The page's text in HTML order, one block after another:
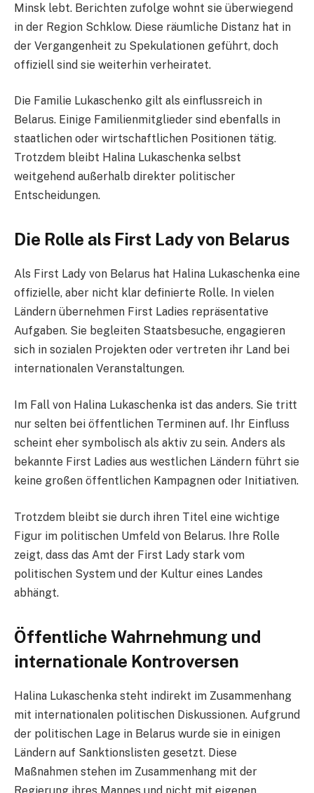
Minsk lebt. Berichten zufolge wohnt sie überwiegend
in der Region Schklow. Diese räumliche Distanz hat in
der Vergangenheit zu Spekulationen geführt, doch
offiziell sind sie weiterhin verheiratet.
Die Familie Lukaschenko gilt als einflussreich in
Belarus. Einige Familienmitglieder sind ebenfalls in
staatlichen oder wirtschaftlichen Positionen tätig.
Trotzdem bleibt Halina Lukaschenka selbst
weitgehend außerhalb direkter politischer
Entscheidungen.
Die Rolle als First Lady von Belarus
Als First Lady von Belarus hat Halina Lukaschenka eine
offizielle, aber nicht klar definierte Rolle. In vielen
Ländern übernehmen First Ladies repräsentative
Aufgaben. Sie begleiten Staatsbesuche, engagieren
sich in sozialen Projekten oder vertreten ihr Land bei
internationalen Veranstaltungen.
Im Fall von Halina Lukaschenka ist das anders. Sie tritt
nur selten bei öffentlichen Terminen auf. Ihr Einfluss
scheint eher symbolisch als aktiv zu sein. Anders als
bekannte First Ladies aus westlichen Ländern führt sie
keine großen öffentlichen Kampagnen oder Initiativen.
Trotzdem bleibt sie durch ihren Titel eine wichtige
Figur im politischen Umfeld von Belarus. Ihre Rolle
zeigt, dass das Amt der First Lady stark vom
politischen System und der Kultur eines Landes
abhängt.
Öffentliche Wahrnehmung und
internationale Kontroversen
Halina Lukaschenka steht indirekt im Zusammenhang
mit internationalen politischen Diskussionen. Aufgrund
der politischen Lage in Belarus wurde sie in einigen
Ländern auf Sanktionslisten gesetzt. Diese
Maßnahmen stehen im Zusammenhang mit der
Regierung ihres Mannes und nicht mit eigenen